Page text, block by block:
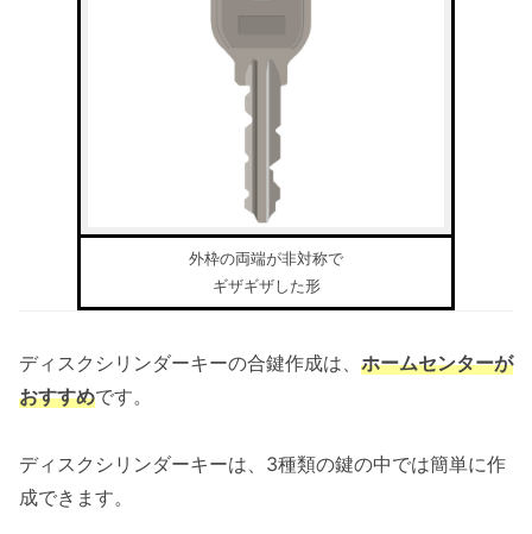
外枠の両端が非対称で
ギザギザした形
ディスクシリンダーキーの合鍵作成は、 ホームセンターが
おすすめです。
ディスクシリンダーキーは、3種類の鍵の中では簡単に作
成できます。